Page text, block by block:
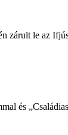
zárult le az
és